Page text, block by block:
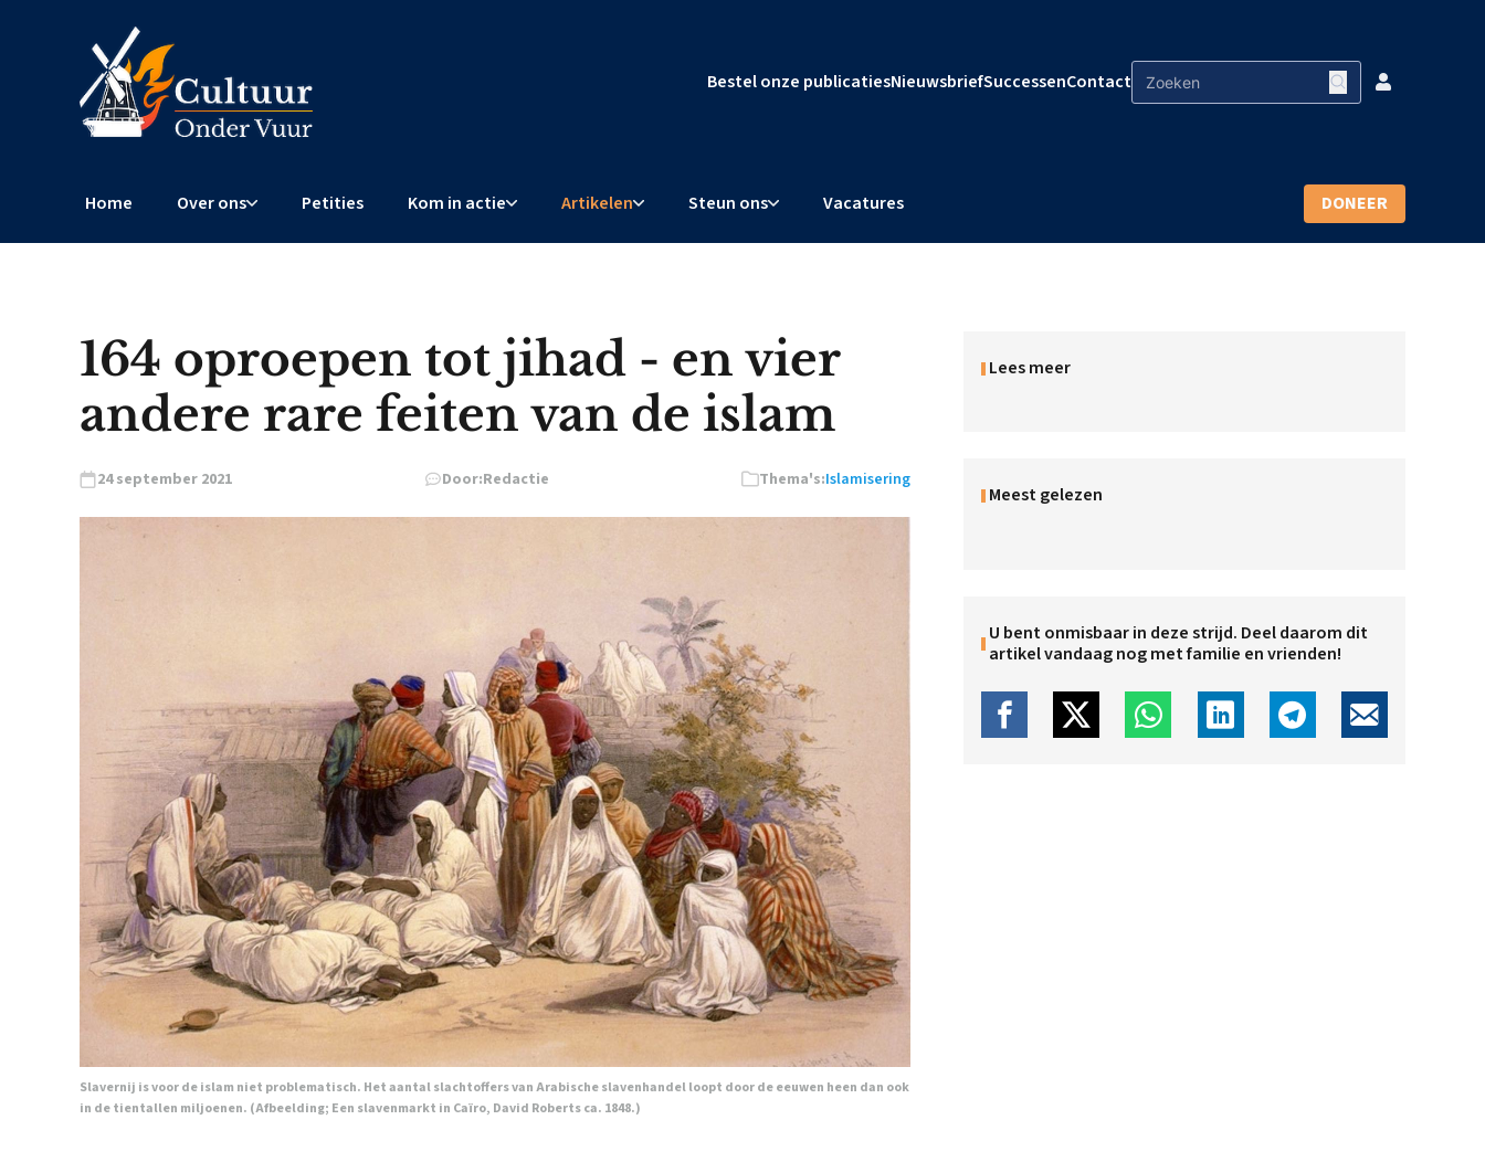
Bestel onze publicatiesNieuwsbriefSuccessenContact
Home Over ons Petities Kom in actie Artikelen Steun ons Vacatures DONEER
164 oproepen tot jihad - en vier
andere rare feiten van de islam
24 september 2021 Door:Redactie Thema's:Islamisering
Slavernij is voor de islam niet problematisch. Het aantal slachtoffers van Arabische slavenhandel loopt door de eeuwen heen dan ook
in de tientallen miljoenen. (Afbeelding; Een slavenmarkt in Caïro, David Roberts ca. 1848.)
Lees meer
Meest gelezen
U bent onmisbaar in deze strijd. Deel daarom dit
artikel vandaag nog met familie en vrienden!